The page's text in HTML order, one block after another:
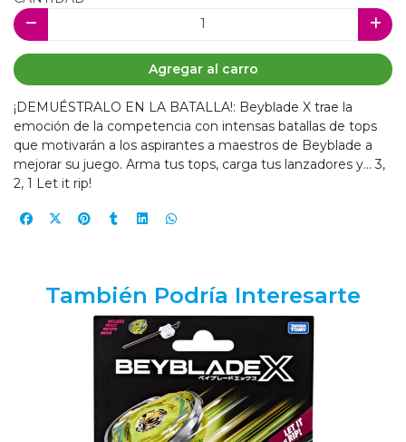
Agregar al carro
¡DEMUÉSTRALO EN LA BATALLA!: Beyblade X trae la
emoción de la competencia con intensas batallas de tops
que motivarán a los aspirantes a maestros de Beyblade a
mejorar su juego. Arma tus tops, carga tus lanzadores y... 3,
2, 1 Let it rip!
También Podría Interesarte